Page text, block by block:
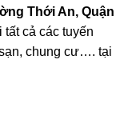
Thới An, Quận
cả các tuyến
chung cư…. tại